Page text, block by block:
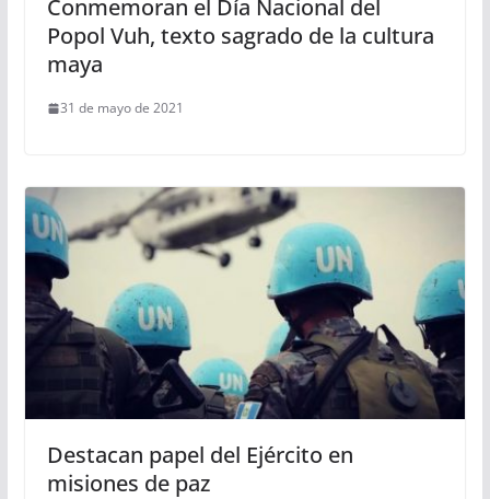
Conmemoran el Día Nacional del
Popol Vuh, texto sagrado de la cultura
maya
31 de mayo de 2021
Destacan papel del Ejército en
misiones de paz